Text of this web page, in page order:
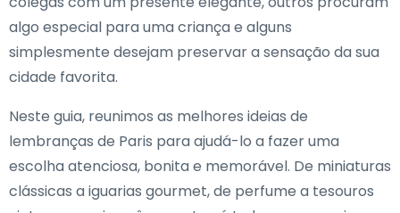
algo especial para uma criança e alguns
simplesmente desejam preservar a sensação da sua
cidade favorita.
Neste guia, reunimos as melhores ideias de
lembranças de Paris para ajudá-lo a fazer uma
escolha atenciosa, bonita e memorável. De miniaturas
clássicas a iguarias gourmet, de perfume a tesouros